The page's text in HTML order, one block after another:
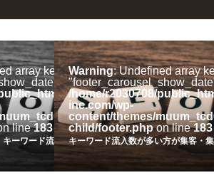
array key
in
assistere-
line183
が集客・集患効果が高い
Warning: Undefined array
/home/r2030708/
inc.com/wp-
content/themes/
child/footer.phpon line183
「セッション数」と「キーワード流